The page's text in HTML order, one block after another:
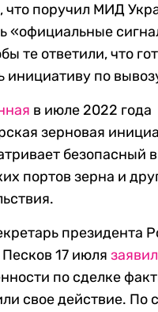
что поручил МИД
«официальные
те ответили, что
инициативу по
в июле 2022 года
зерновая
безопасный
портов зерна и
президента
17 июля заявил
по сделке
свое действие. По